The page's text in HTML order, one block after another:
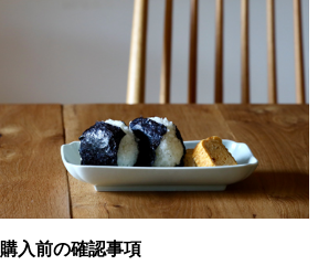
購入前の確認事項